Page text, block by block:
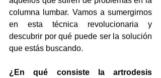
columna lumbar. Vamos a sumergirnos
en esta técnica revolucionaria y
descubrir por qué puede ser la solución
que estás buscando.
¿En qué consiste la artrodesis